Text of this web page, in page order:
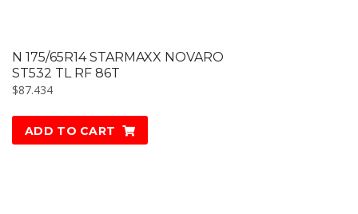
N 175/65R14 STARMAXX NOVARO
ST532 TL RF 86T
$87.434
ADD TO CART